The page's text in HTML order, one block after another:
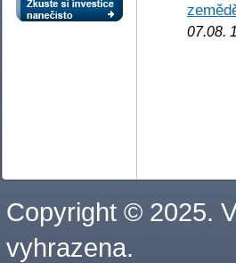
07.08.
Copyright © 2025.
vyhrazena.